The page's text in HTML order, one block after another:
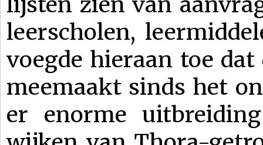
leerscholen,
voegde hieraan toe
meemaakt sinds het
er enorme